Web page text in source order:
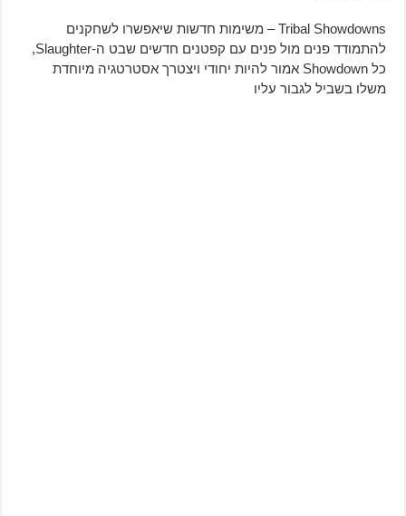
Tribal Showdowns – משימות חדשות שיאפשרו לשחקנים
להתמודד פנים מול פנים עם קפטנים חדשים שבט ה-Slaughter,
כל Showdown אמור להיות יחודי ויצטרך אסטרטגיה מיוחדת
משלו בשביל לגבור עליו